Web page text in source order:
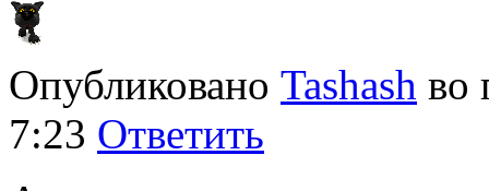
Опубликовано Tashash во
7:23 Ответить